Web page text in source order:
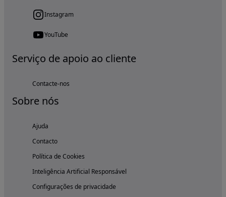
Instagram
YouTube
Serviço de apoio ao cliente
Contacte-nos
Sobre nós
Ajuda
Contacto
Política de Cookies
Inteligência Artificial Responsável
Configurações de privacidade